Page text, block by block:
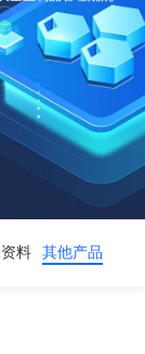
料 其他产品